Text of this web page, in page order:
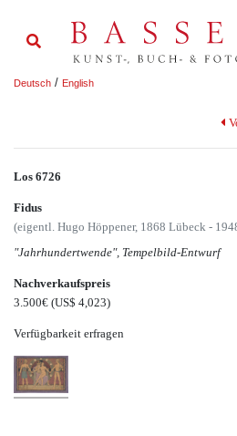
Deutsch / English
Los 6726
Fidus
(eigentl. Hugo Höppener, 1868 Lübeck -
"Jahrhundertwende", Tempelbild-Entwurf
Nachverkaufspreis
3.500€ (US$ 4,023)
Verfügbarkeit erfragen